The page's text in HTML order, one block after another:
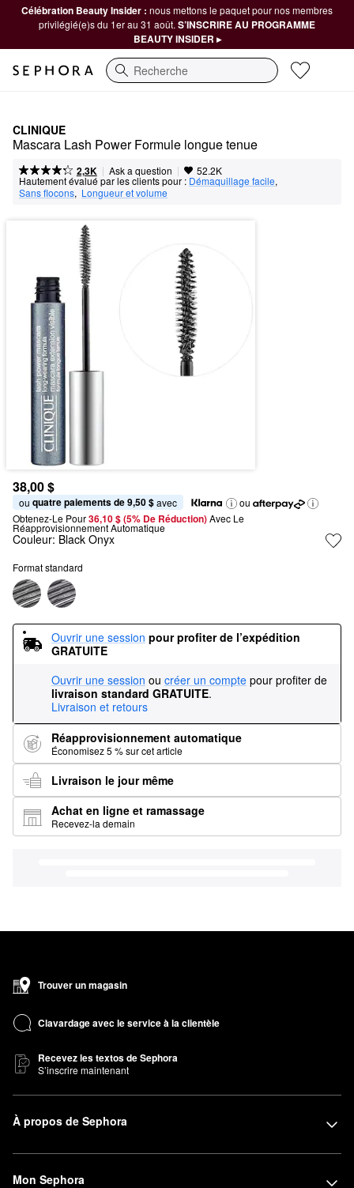
Célébration Beauty Insider : nous mettons le paquet pour nos membres
privilégié(e)s du 1er au 31 août. S’INSCRIRE AU PROGRAMME
BEAUTY INSIDER ▸
Recherche
CLINIQUE
Mascara Lash Power Formule longue tenue
2,3K | Ask a question | 52.2K
Hautement évalué par les clients pour : Démaquillage facile,
Sans flocons, Longueur et volume
38,00 $
ou quatre paiements de 9,50 $ avec
ou
Obtenez-Le Pour36,10 $ (5% De Réduction) Avec Le
Réapprovisionnement Automatique
Couleur: Black Onyx
Format standard
Ouvrir une session pour profiter de l’expédition
GRATUITE
Ouvrir une session ou créer un compte pour profiter de
livraison standard GRATUITE.
Livraison et retours
Réapprovisionnement automatique
Économisez 5 % sur cet article
Livraison le jour même
Achat en ligne et ramassage
Recevez-la demain
Trouver un magasin
Clavardage avec le service à la clientèle
Recevez les textos de Sephora
S’inscrire maintenant
À propos de Sephora
Mon Sephora